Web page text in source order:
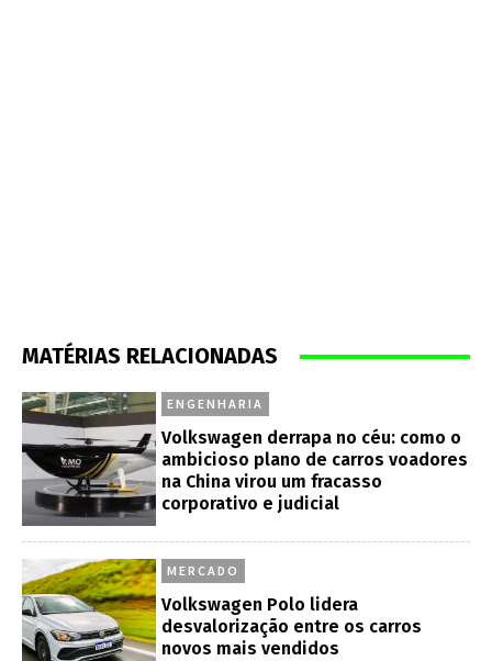
MATÉRIAS RELACIONADAS
ENGENHARIA
Volkswagen derrapa no céu: como o
ambicioso plano de carros voadores
na China virou um fracasso
corporativo e judicial
MERCADO
Volkswagen Polo lidera
desvalorização entre os carros
novos mais vendidos